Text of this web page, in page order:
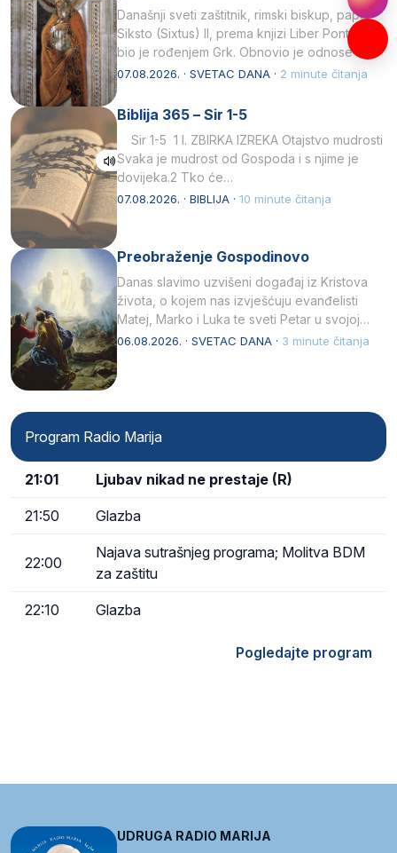
Današnji sveti zaštitnik, rimski biskup, papa
Siksto (Sixtus) II, prema knjizi Liber Pontificalis
bio je rođenjem Grk. Obnovio je odnose s
afričkim…
07.08.2026. · SVETAC DANA · 2 minute čitanja
Biblija 365 – Sir 1-5
Sir 1-5 1 I. ZBIRKA IZREKA Otajstvo mudrosti
Svaka je mudrost od Gospoda i s njime je
dovijeka.2 Tko će…
07.08.2026. · BIBLIJA · 10 minute čitanja
Preobraženje Gospodinovo
Danas slavimo uzvišeni događaj iz Kristova
života, o kojem nas izvješćuju evanđelisti
Matej, Marko i Luka te sveti Petar u svojoj
drugoj…
06.08.2026. · SVETAC DANA · 3 minute čitanja
Program Radio Marija
21:01 Ljubav nikad ne prestaje (R)
21:50 Glazba
22:00
Najava sutrašnjeg programa; Molitva BDM
za zaštitu
22:10 Glazba
Pogledajte program
UDRUGA RADIO MARIJA